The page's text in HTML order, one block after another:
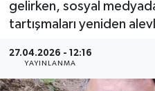
gelirken, sosyal
tartışmaları yeniden
27.04.2026 - 12:16
YAYINLANMA
Kültür Sanat
Son Dakika Haberleri